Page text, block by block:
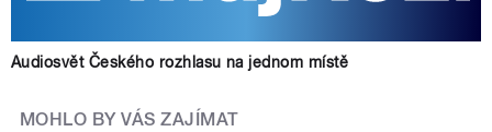
Audiosvět Českého rozhlasu na jednom místě
MOHLO BY VÁS ZAJÍMAT